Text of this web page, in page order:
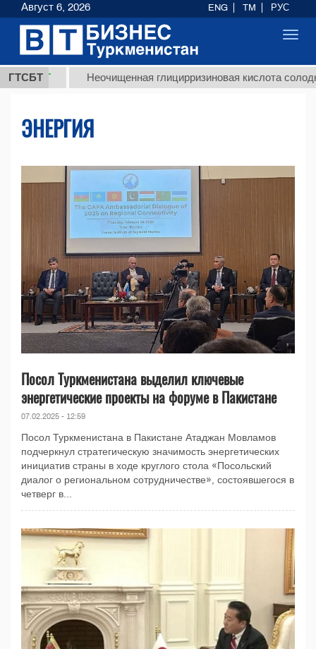
ГТСБТНеочищенная глицирризиновая кислота солодкового
ЭНЕРГИЯ
Посол Туркменистана выделил ключевые
энергетические проекты на форуме в Пакистане
07.02.2025 - 12:59
Посол Туркменистана в Пакистане Атаджан Мовламов
подчеркнул стратегическую значимость энергетических
инициатив страны в ходе круглого стола «Посольский
диалог о региональном сотрудничестве», состоявшегося в
четверг в...
Август 6, 2026 ENG TM РУС